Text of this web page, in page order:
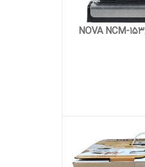
اسپرسو ساز نوا مدلNOVA NCM-153